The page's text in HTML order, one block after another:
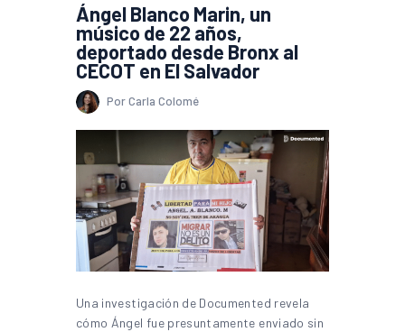
Ángel Blanco Marin, un
músico de 22 años,
deportado desde Bronx al
CECOT en El Salvador
Por Carla Colomé
Una investigación de Documented revela
cómo Ángel fue presuntamente enviado sin